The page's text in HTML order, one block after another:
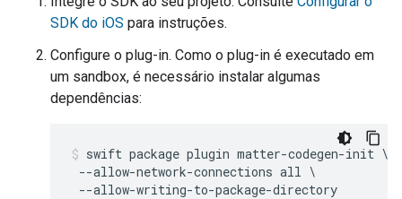
SDK do iOS para instruções.
Configure o plug-in. Como o plug-in é executado em
um sandbox, é necessário instalar algumas
dependências:
swift package plugin matter-codegen-init \
--allow-network-connections all \
--allow-writing-to-package-directory